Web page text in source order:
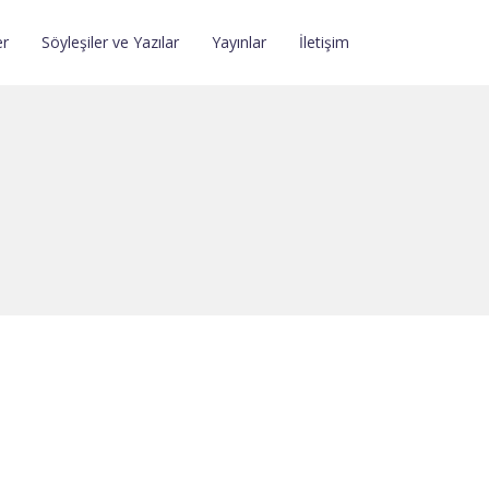
Söyleşiler ve Yazılar Yayınlar İletişim